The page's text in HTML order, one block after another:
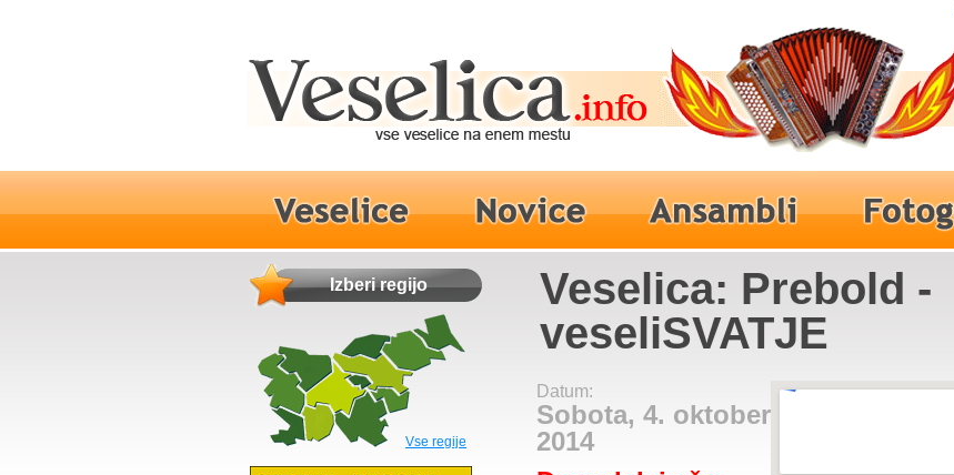
Izberi regijo
Vse regije
Veselica: Prebold -
veseliSVATJE
Datum:
Sobota, 4. oktober
2014